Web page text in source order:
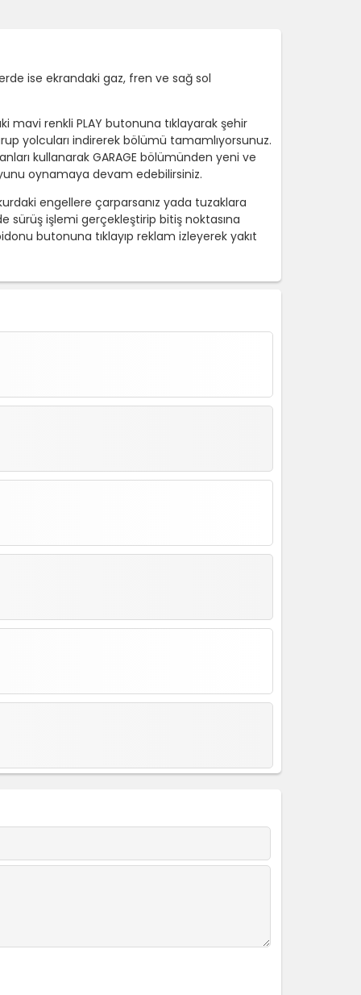
ise ekrandaki gaz, fren ve sağ sol
mavi renkli PLAY butonuna tıklayarak şehir
yolcuları indirerek bölümü tamamlıyorsunuz.
kullanarak GARAGE bölümünden yeni ve
oynamaya devam edebilirsiniz.
engellere çarparsanız yada tuzaklara
sürüş işlemi gerçekleştirip bitiş noktasına
butonuna tıklayıp reklam izleyerek yakıt